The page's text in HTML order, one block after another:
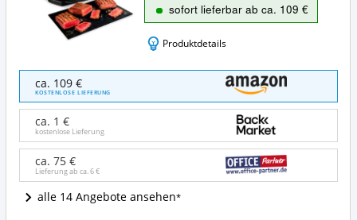
sofort lieferbar ab ca. 109 €
Produktdetails
Tefal
OptiGrill+
GC712D
Kontaktgrill
Angebote:
Wo
dieser
Kontaktgrill
erhältlich?
ca. 109 €
KOSTENLOSE LIEFERUNG
ca. 1 €
kostenlose Lieferung
ca. 75 €
Lieferung ab ca.6 €
alle 14 Angebote ansehen